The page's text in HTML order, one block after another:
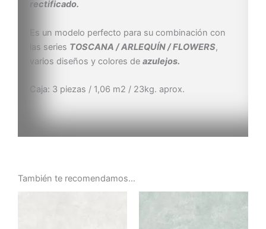
rectificado.
Es un modelo perfecto para su combinación con
las series TOSCANA / ARLEQUÍN / FLOWERS,
varios diseños y colores de azulejos.
Caja: 3 piezas / 1,06 m2 / 23kg. aprox.
También te recomendamos…